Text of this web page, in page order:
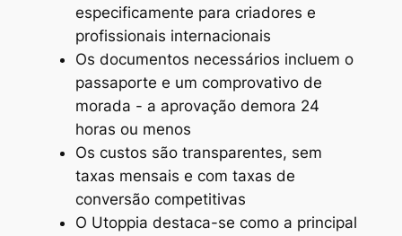
especificamente para criadores e
profissionais internacionais
Os documentos necessários incluem o
passaporte e um comprovativo de
morada - a aprovação demora 24
horas ou menos
Os custos são transparentes, sem
taxas mensais e com taxas de
conversão competitivas
O Utoppia destaca-se como a principal